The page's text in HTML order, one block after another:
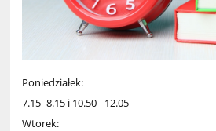
Poniedziałek:
7.15- 8.15 i 10.50 - 12.05
Wtorek: